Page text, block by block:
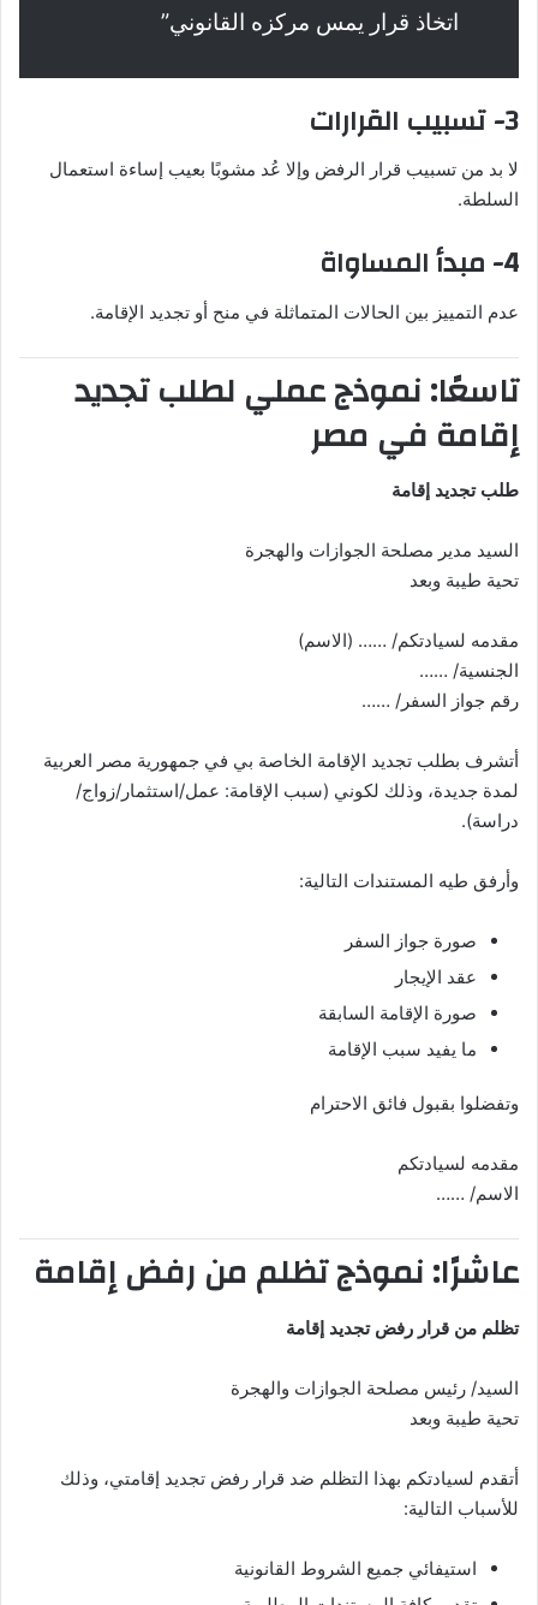
اتخاذ قرار يمس مركزه القانوني”
3- تسبيب القرارات
لا بد من تسبيب قرار الرفض وإلا عُد مشوبًا بعيب إساءة استعمال
السلطة.
4- مبدأ المساواة
عدم التمييز بين الحالات المتماثلة في منح أو تجديد الإقامة.
تاسعًا: نموذج عملي لطلب تجديد
إقامة في مصر
طلب تجديد إقامة
السيد مدير مصلحة الجوازات والهجرة
تحية طيبة وبعد
مقدمه لسيادتكم/ …… (الاسم)
الجنسية/ ……
رقم جواز السفر/ ……
أتشرف بطلب تجديد الإقامة الخاصة بي في جمهورية مصر العربية
لمدة جديدة، وذلك لكوني (سبب الإقامة: عمل/استثمار/زواج/
دراسة).
وأرفق طيه المستندات التالية:
صورة جواز السفر
عقد الإيجار
صورة الإقامة السابقة
ما يفيد سبب الإقامة
وتفضلوا بقبول فائق الاحترام
مقدمه لسيادتكم
الاسم/ ……
عاشرًا: نموذج تظلم من رفض إقامة
تظلم من قرار رفض تجديد إقامة
السيد/ رئيس مصلحة الجوازات والهجرة
تحية طيبة وبعد
أتقدم لسيادتكم بهذا التظلم ضد قرار رفض تجديد إقامتي، وذلك
للأسباب التالية:
استيفائي جميع الشروط القانونية